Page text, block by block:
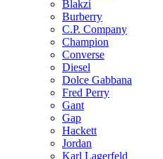
Blakzi
Burberry
C.P. Company
Champion
Converse
Diesel
Dolce Gabbana
Fred Perry
Gant
Gap
Hackett
Jordan
Karl Lagerfeld